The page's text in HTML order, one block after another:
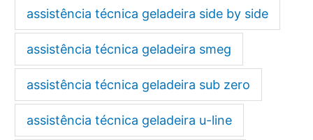
assistência técnica geladeira side by side
assistência técnica geladeira smeg
assistência técnica geladeira sub zero
assistência técnica geladeira u-line